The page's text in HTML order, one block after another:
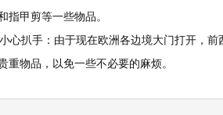
指甲剪等一些物品。
心扒手：由于现在欧洲各边境大门打开，
重物品，以免一些不必要的麻烦。